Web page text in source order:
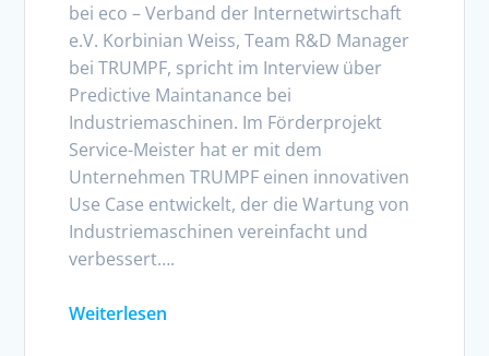
bei eco – Verband der Internetwirtschaft
e.V. Korbinian Weiss, Team R&D Manager
bei TRUMPF, spricht im Interview über
Predictive Maintanance bei
Industriemaschinen. Im Förderprojekt
Service-Meister hat er mit dem
Unternehmen TRUMPF einen innovativen
Use Case entwickelt, der die Wartung von
Industriemaschinen vereinfacht und
verbessert….
Weiterlesen